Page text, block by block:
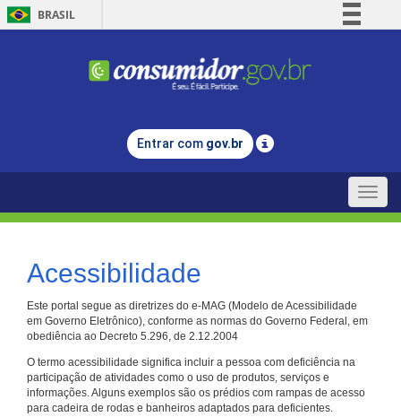
BRASIL
Comunica BR
Legislação
Entrar com gov.br
Toggle
Acessibilidade
Este portal segue as diretrizes do e-MAG (Modelo de Acessibilidade
em Governo Eletrônico), conforme as normas do Governo Federal, em
obediência ao Decreto 5.296, de 2.12.2004
O termo acessibilidade significa incluir a pessoa com deficiência na
participação de atividades como o uso de produtos, serviços e
informações. Alguns exemplos são os prédios com rampas de acesso
para cadeira de rodas e banheiros adaptados para deficientes.